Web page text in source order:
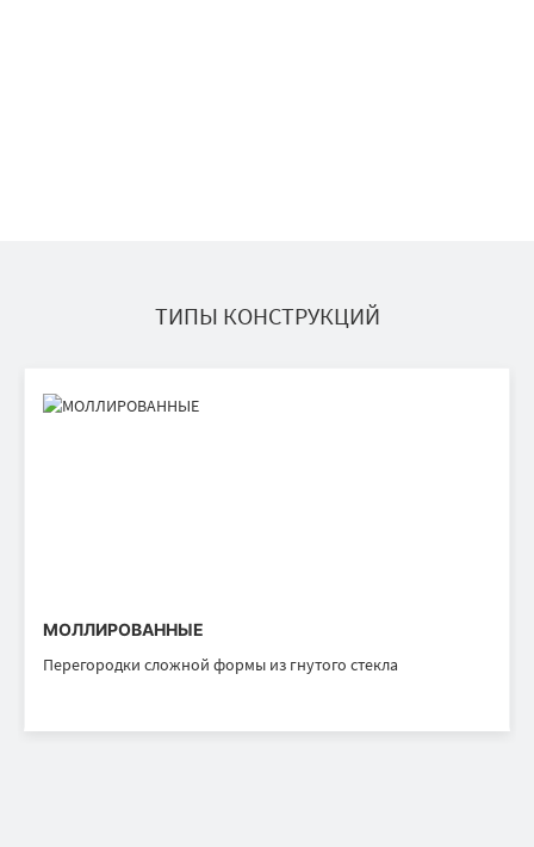
ТИПЫ КОНСТРУКЦИЙ
МОЛЛИРОВАННЫЕ
Перегородки сложной формы из гнутого стекла